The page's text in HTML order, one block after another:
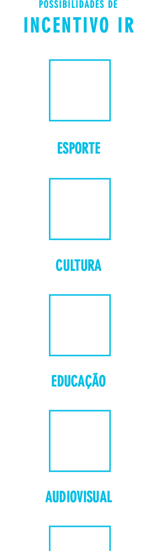
POSSIBILIDADES DE
INCENTIVO IR
ESPORTE
CULTURA
EDUCAÇÃO
AUDIOVISUAL